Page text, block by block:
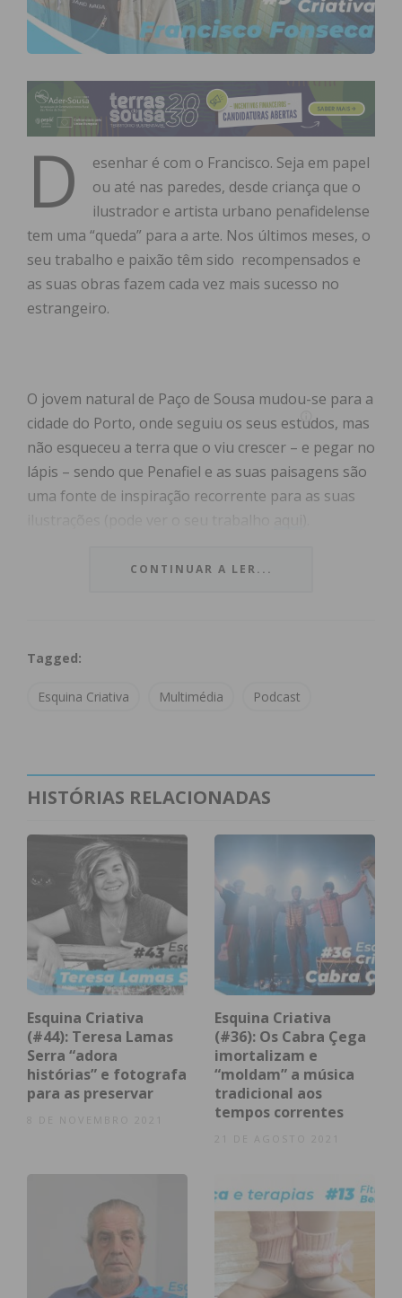
D
esenhar é com o Francisco. Seja em papel
ou até nas paredes, desde criança que o
ilustrador e artista urbano penafidelense
tem uma “queda” para a arte. Nos últimos meses, o
seu trabalho e paixão têm sido recompensados e
as suas obras fazem cada vez mais sucesso no
estrangeiro.
O jovem natural de Paço de Sousa mudou-se para a
cidade do Porto, onde seguiu os seus estudos, mas
não esqueceu a terra que o viu crescer – e pegar no
lápis – sendo que Penafiel e as suas paisagens são
uma fonte de inspiração recorrente para as suas
VIEW AS LIST
Francisco Fonseca participou no
IMEDIATO “Esquina Criativa” e falou sobre a sua
paixão pela ilustração, como o seu trabalho ficou
“viral” durante a pandemia e dos seus sonhos
enquanto artista.
A conversa contou ainda com a participação de
Daniel Oliveira, arquiteto penafidelense e um
apaixonado pela arte. Veja o episódio da “Esquina
Criativa”!
CONTINUAR A LER...
Tagged:
Esquina Criativa Multimédia Podcast
HISTÓRIAS RELACIONADAS
Esquina Criativa
(#44): Teresa Lamas
Serra “adora
histórias” e fotografa
para as preservar
Esquina Criativa
(#36): Os Cabra Çega
imortalizam e
“moldam” a música
tradicional aos
tempos correntes
21 DE AGOSTO 2021